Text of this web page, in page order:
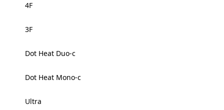
4F
3F
Dot Heat Duo-c
Dot Heat Mono-c
Ultra